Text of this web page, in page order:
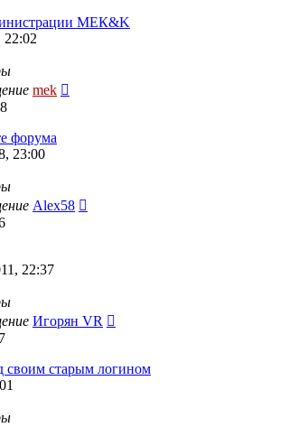
МЕК&K
22:02
mek
форума
23:00
Alex58
22:37
Игорян VR
своим старым логином